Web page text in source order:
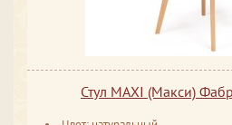
Стул MAXI (Макси)